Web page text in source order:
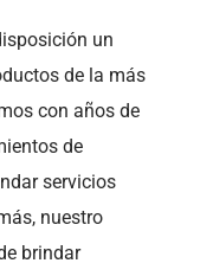
un
de la más
con años de
de
servicios
nuestro
brindar